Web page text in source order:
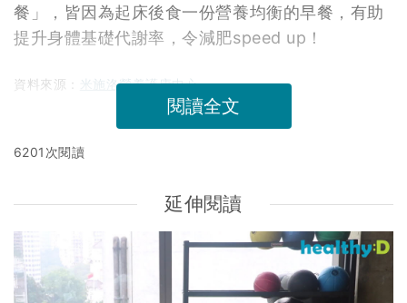
餐」，皆因為起床後食一份營養均衡的早餐，有助
提升身體基礎代謝率，令減肥speed up！
資料來源： 米施洛營養護康中心
閱讀全文
6201次閱讀
延伸閱讀